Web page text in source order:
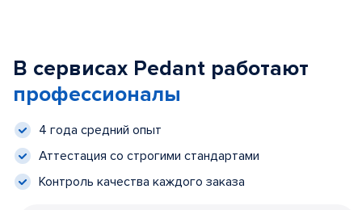
В сервисах Pedant работают
профессионалы
4 года средний опыт
Аттестация со строгими стандартами
Контроль качества каждого заказа